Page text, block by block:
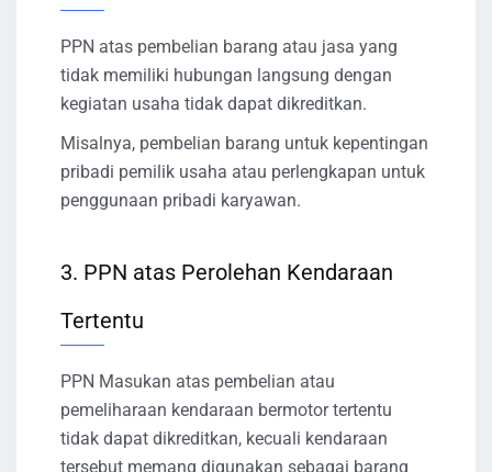
PPN atas pembelian barang atau jasa yang
tidak memiliki hubungan langsung dengan
kegiatan usaha tidak dapat dikreditkan.
Misalnya, pembelian barang untuk kepentingan
pribadi pemilik usaha atau perlengkapan untuk
penggunaan pribadi karyawan.
3. PPN atas Perolehan Kendaraan
Tertentu
PPN Masukan atas pembelian atau
pemeliharaan kendaraan bermotor tertentu
tidak dapat dikreditkan, kecuali kendaraan
tersebut memang digunakan sebagai barang